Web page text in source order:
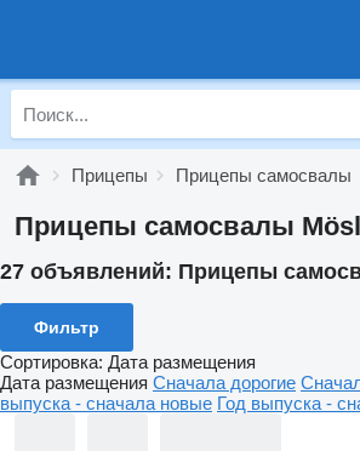
Прицепы Прицепы самосвалы
Прицепы самосвалы
27 объявлений: Прицепы
Фильтр
Сортировка: Дата размещения
Дата размещения Сначала дорогие
выпуска - сначала новые Год выпуска -